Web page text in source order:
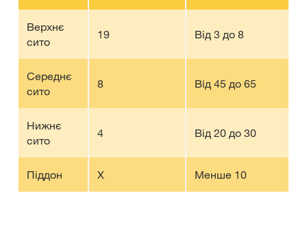
Верхнє
сито
19 Від 3 до 8
Середнє
сито
8 Від 45 до 65
Нижнє
сито
4 Від 20 до 30
Піддон Х Менше 10